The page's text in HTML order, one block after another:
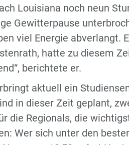
Louisiana noch neun
Gewitterpause
viel Energie abverlangt.
hatte zu diesem
berichtete er.
aktuell ein
in dieser Zeit geplant,
die Regionals, die
Wer sich unter den